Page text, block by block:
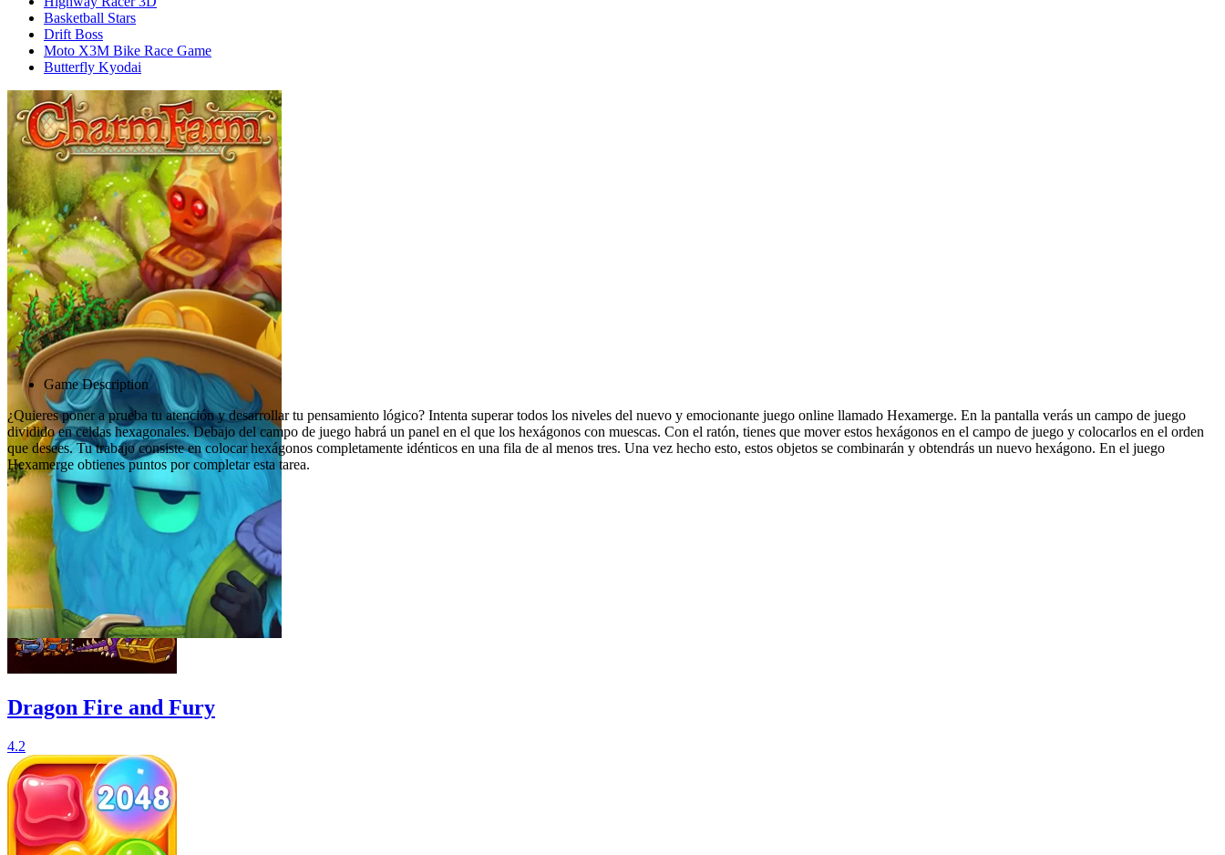
Basketball Stars
Drift Boss
Moto X3M Bike Race Game
Butterfly Kyodai
Advertisement
Game Description
¿Quieres poner a prueba tu atención y desarrollar tu pensamiento lógico? Intenta superar todos los niveles del nuevo y emocionante juego online llamado Hexamerge. En la pantalla verás un campo de juego
dividido en celdas hexagonales. Debajo del campo de juego habrá un panel en el que los hexágonos con muescas. Con el ratón, tienes que mover estos hexágonos en el campo de juego y colocarlos en el orden
que desees. Tu trabajo consiste en colocar hexágonos completamente idénticos en una fila de al menos tres. Una vez hecho esto, estos objetos se combinarán y obtendrás un nuevo hexágono. En el juego
Hexamerge obtienes puntos por completar esta tarea.
Juegos relacionados
Dragon Fire and Fury
4.2